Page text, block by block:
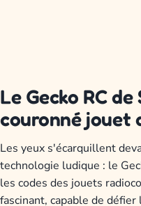
Le Gecko RC
couronné jouet
Les yeux s'écarquillent
technologie ludique : le
les codes des jouets
fascinant, capable de